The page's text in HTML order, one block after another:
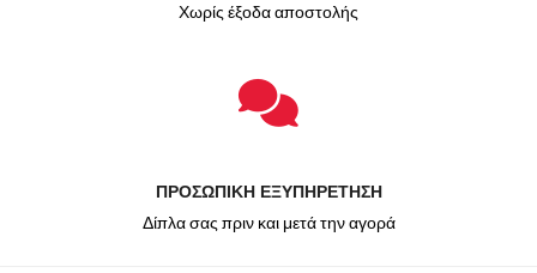
Χωρίς έξοδα αποστολής
ΠΡΟΣΩΠΙΚΗ ΕΞΥΠΗΡΕΤΗΣΗ
Δίπλα σας πριν και μετά την αγορά